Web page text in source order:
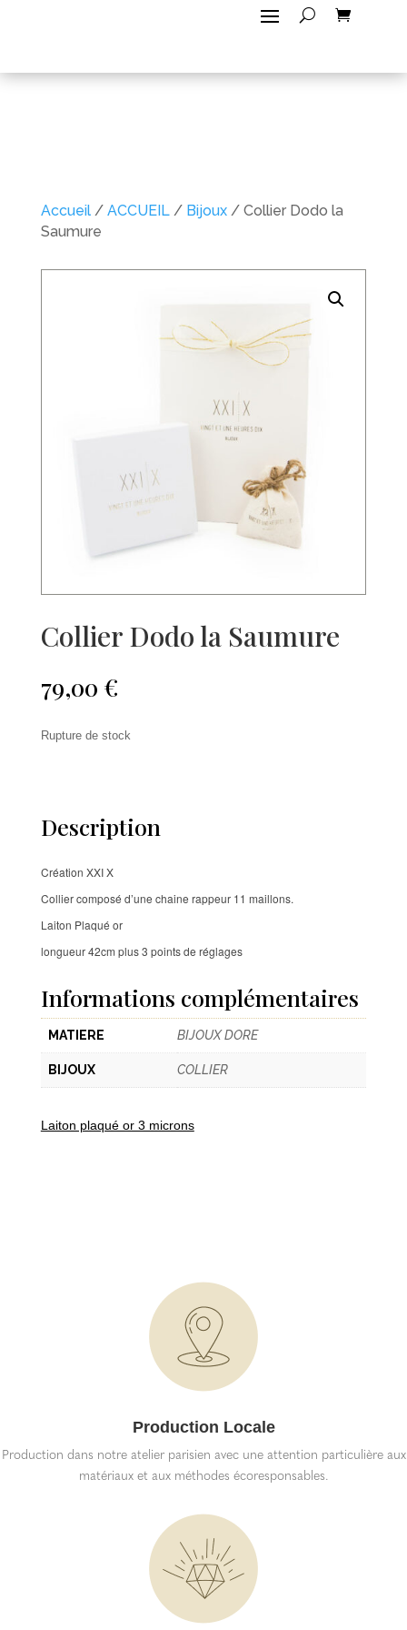
Accueil/ ACCUEIL/ Bijoux/ Collier Dodo la
Saumure
Collier Dodo la Saumure
79,00 €
Rupture de stock
Description
Création XXI X
Collier composé d’une chaine rappeur 11 maillons.
Laiton Plaqué or
longueur 42cm plus 3 points de réglages
Informations complémentaires
MATIERE BIJOUX DORE
BIJOUX COLLIER
Laiton plaqué or 3 microns
Production Locale
Production dans notre atelier parisien avec une attention particulière aux
matériaux et aux méthodes écoresponsables.